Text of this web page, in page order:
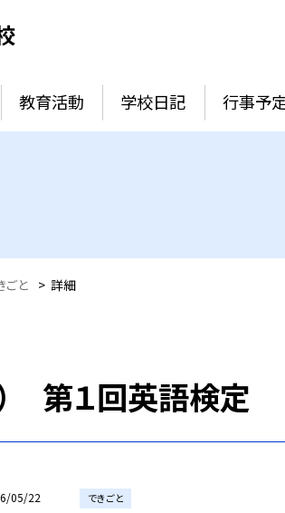
教育活動 学校日記 行事予
ごと > 詳細
） 第１回英語検定
05/22 できごと